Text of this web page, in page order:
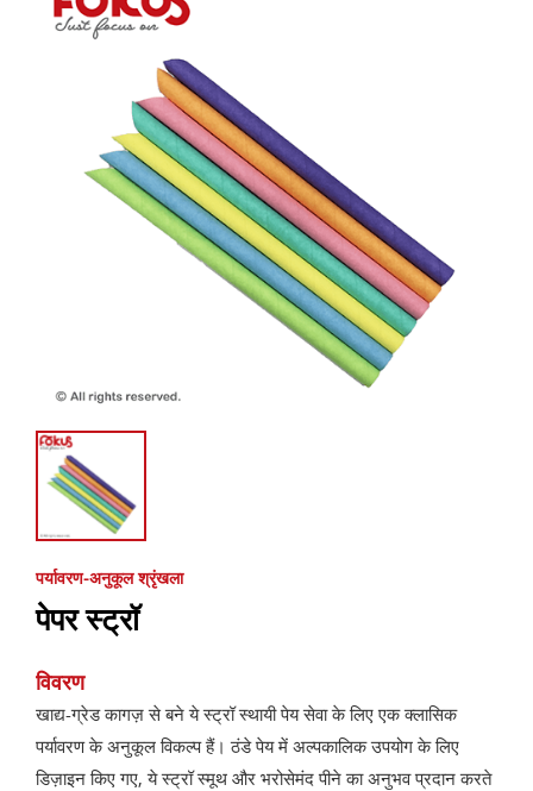
पर्यावरण-अनुकूल श्रृंखला
पेपर स्ट्रॉ
विवरण
खाद्य-ग्रेड कागज़ से बने ये स्ट्रॉ स्थायी पेय सेवा के लिए एक क्लासिक
पर्यावरण के अनुकूल विकल्प हैं। ठंडे पेय में अल्पकालिक उपयोग के लिए
डिज़ाइन किए गए, ये स्ट्रॉ स्मूथ और भरोसेमंद पीने का अनुभव प्रदान करते